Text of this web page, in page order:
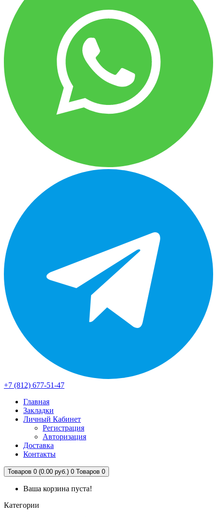
+7 (812) 677-51-47
Главная
Закладки
Личный Кабинет
Регистрация
Авторизация
Доставка
Контакты
Товаров 0 (0.00 руб.) 0 Товаров 0
Ваша корзина пуста!
Категории